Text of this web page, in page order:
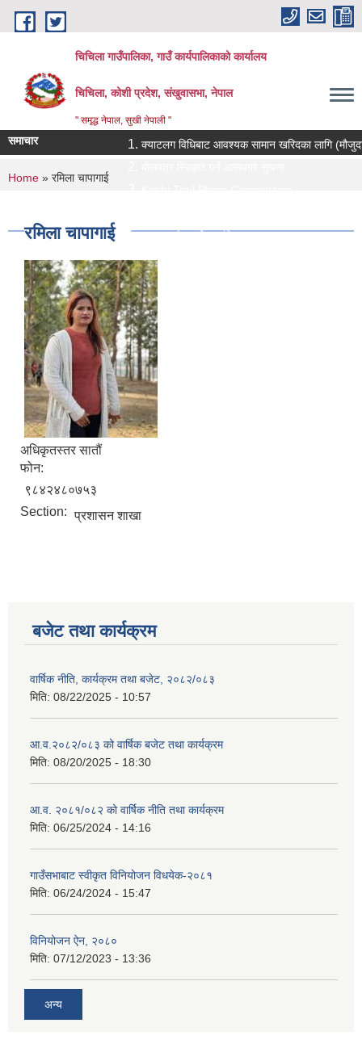
Skip to main content
चिचिला गाउँपालिका, गाउँ कार्यपालिकाको कार्यालय
चिचिला, कोशी प्रदेश, संखुवासभा, नेपाल
" समृद्ध नेपाल, सुखी नेपाली "
समाचार
क्याटलग विधिबाट आवश्यक सामान खरिदका लागि (मौजुदा
प्रस्ताव पेश गर्ने सम्बन्धि सुचना ।।
You are here
Home » रमिला चापागाई
रमिला चापागाई
अधिकृतस्तर सातौं
फोन:
९८४२४८०७५३
Section: प्रशासन शाखा
बजेट तथा कार्यक्रम
वार्षिक नीति, कार्यक्रम तथा बजेट, २०८२/०८३
मिति: 08/22/2025 - 10:57
आ.व.२०८२/०८३ को वार्षिक बजेट तथा कार्यक्रम
मिति: 08/20/2025 - 18:30
आ.व. २०८१/०८२ को वार्षिक नीति तथा कार्यक्रम
मिति: 06/25/2024 - 14:16
गाउँसभाबाट स्वीकृत विनियोजन विधयेक-२०८१
मिति: 06/24/2024 - 15:47
विनियोजन ऐन, २०८०
मिति: 07/12/2023 - 13:36
अन्य